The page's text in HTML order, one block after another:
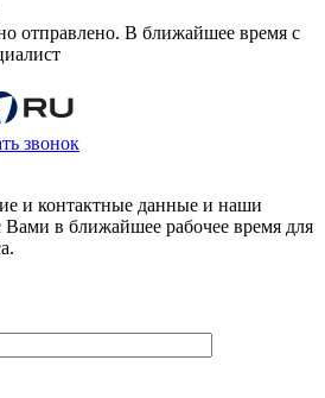
отправлено. В ближайшее время с
звонок
и контактные данные и наши
Вами в ближайшее рабочее время для